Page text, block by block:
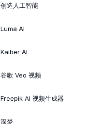
创造人工智能
Luma AI
Kaiber AI
谷歌 Veo 视频
Freepik AI 视频生成器
深梦